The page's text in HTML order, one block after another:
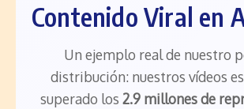
Contenido Viral en
Un ejemplo real de nuestro
distribución: nuestros vídeos
superado los 2.9 millones de